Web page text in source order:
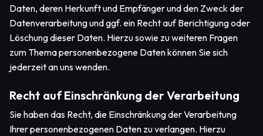
Daten, deren Herkunft und Empfänger und den Zweck der
Datenverarbeitung und ggf. ein Recht auf Berichtigung oder
Löschung dieser Daten. Hierzu sowie zu weiteren Fragen
zum Thema personenbezogene Daten können Sie sich
jederzeit an uns wenden.
Recht auf Einschränkung der Verarbeitung
Sie haben das Recht, die Einschränkung der Verarbeitung
Ihrer personenbezogenen Daten zu verlangen. Hierzu